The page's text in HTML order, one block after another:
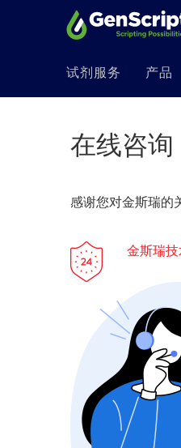
试剂服务 产品
在线咨询
感谢您对金斯瑞的
金斯瑞